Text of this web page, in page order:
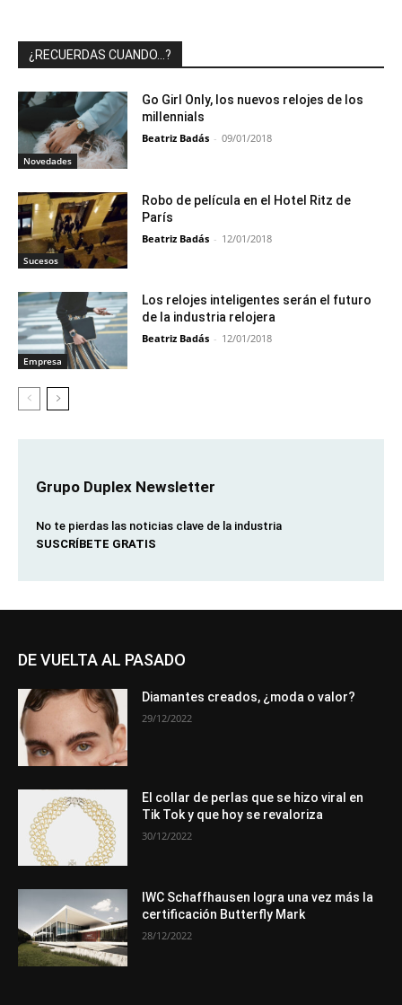
¿RECUERDAS CUANDO…?
Novedades
Go Girl Only, los nuevos relojes de los
millennials
Beatriz Badás - 09/01/2018
Sucesos
Robo de película en el Hotel Ritz de
París
Beatriz Badás - 12/01/2018
Empresa
Los relojes inteligentes serán el futuro
de la industria relojera
Beatriz Badás - 12/01/2018
Grupo Duplex Newsletter
No te pierdas las noticias clave de la industria
SUSCRÍBETE GRATIS
DE VUELTA AL PASADO
Diamantes creados, ¿moda o valor?
29/12/2022
El collar de perlas que se hizo viral en
Tik Tok y que hoy se revaloriza
30/12/2022
IWC Schaffhausen logra una vez más la
certificación Butterfly Mark
28/12/2022